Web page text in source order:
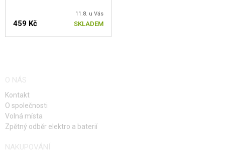
11.8. u Vás
459 Kč SKLADEM
O NÁS
Kontakt
O společnosti
Volná místa
Zpětný odběr elektro a baterií
NAKUPOVÁNÍ